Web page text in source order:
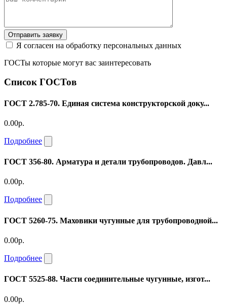
Отправить заявку
Я согласен на обработку персональных данных
ГОСТы которые могут вас заинтересовать
Список ГОСТов
ГОСТ 2.785-70. Единая система конструкторской доку...
0.00р.
Подробнее
ГОСТ 356-80. Арматура и детали трубопроводов. Давл...
0.00р.
Подробнее
ГОСТ 5260-75. Маховики чугунные для трубопроводной...
0.00р.
Подробнее
ГОСТ 5525-88. Части соединительные чугунные, изгот...
0.00р.